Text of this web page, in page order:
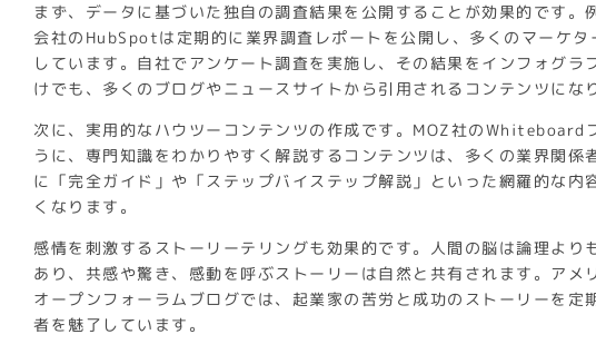
まず、データに基づいた独自の調査結果を公開することが効果的です。
会社のHubSpotは定期的に業界調査レポートを公開し、多くのマーケタ
しています。自社でアンケート調査を実施し、その結果をインフォグラ
けでも、多くのブログやニュースサイトから引用されるコンテンツにな
次に、実用的なハウツーコンテンツの作成です。MOZ社のWhiteboard
うに、専門知識をわかりやすく解説するコンテンツは、多くの業界関係
に「完全ガイド」や「ステップバイステップ解説」といった網羅的な内
くなります。
感情を刺激するストーリーテリングも効果的です。人間の脳は論理より
あり、共感や驚き、感動を呼ぶストーリーは自然と共有されます。アメ
オープンフォーラムブログでは、起業家の苦労と成功のストーリーを定
者を魅了しています。